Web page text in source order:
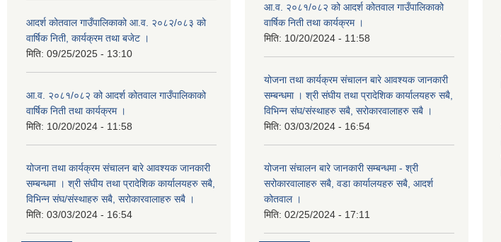
आदर्श कोतवाल गाउँपालिकाको आ.व. २०८२/०८३ को
वार्षिक निती, कार्यक्रम तथा बजेट ।
मिति: 09/25/2025 - 13:10
आ.व. २०८१/०८२ को आदर्श कोतवाल गाउँपालिकाको
वार्षिक निती तथा कार्यक्रम ।
मिति: 10/20/2024 - 11:58
योजना तथा कार्यक्रम संचालन बारे आवश्यक जानकारी
सम्बन्धमा । श्री संघीय तथा प्रादेशिक कार्यालयहरु सबै,
विभिन्‍न संघ/संस्थाहरु सबै, सरोकारवालाहरु सबै ।
मिति: 03/03/2024 - 16:54
आ.व. २०८१/०८२ को आदर्श कोतवाल गाउँपालिकाको
वार्षिक निती तथा कार्यक्रम ।
मिति: 10/20/2024 - 11:58
योजना तथा कार्यक्रम संचालन बारे आवश्यक जानकारी
सम्बन्धमा । श्री संघीय तथा प्रादेशिक कार्यालयहरु सबै,
विभिन्‍न संघ/संस्थाहरु सबै, सरोकारवालाहरु सबै ।
मिति: 03/03/2024 - 16:54
योजना संचालन बारे जानकारी सम्बन्धमा - श्री
सरोकारवालाहरु सबै, वडा कार्यालयहरु सबै, आदर्श
कोतवाल ।
मिति: 02/25/2024 - 17:11